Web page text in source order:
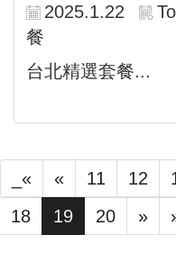
2025.1.22
餐
台北精選套餐...
_« « 11 12
18
19 20 »